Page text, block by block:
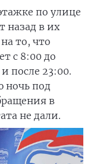
по улице
назад в их
то, что
с 8:00 до
после 23:00.
ночь под
в
не дали.